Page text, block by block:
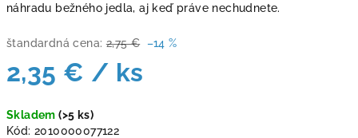
náhradu bežného jedla, aj keď práve nechudnete.
štandardná cena: 2,75 € –14 %
2,35 € / ks
cena:
Skladem(>5 ks)
Kód: 2010000077122